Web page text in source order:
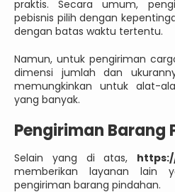
praktis. Secara umum,
pebisnis pilih dengan
dengan batas waktu tertentu.
Namun, untuk pengiriman
dimensi jumlah dan
memungkinkan untuk alat-
yang banyak.
Pengiriman Barang
Selain yang di atas,
memberikan layanan lain
pengiriman barang pindahan.